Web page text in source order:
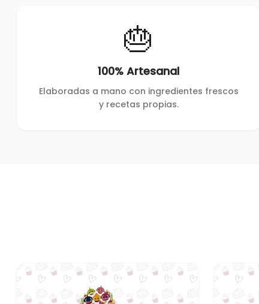
🎂
100% Artesanal
Elaboradas a mano con ingredientes frescos
y recetas propias.